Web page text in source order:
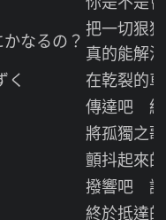
なるの？
把一切狠
真的能解
く
在乾裂的
傳達吧 給
將孤獨之
顫抖起來
撥響吧 讓
終於抵達